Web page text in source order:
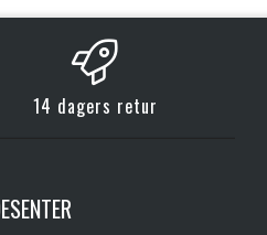
14 dagers retur